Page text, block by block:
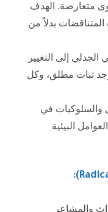
متعارضة. الهدف
بدلاً من
الجدلي إلى التغيير
ثبات مطلق، وكل
والسلوكيات في
البيئية
والمشاعر